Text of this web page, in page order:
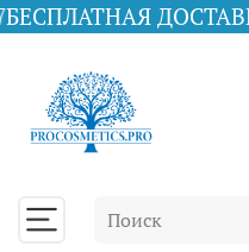
ДОСТАВКА ПО